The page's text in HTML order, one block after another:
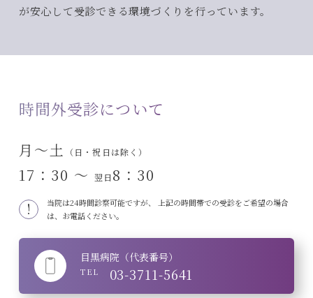
が安心して受診できる環境づくりを行っています。
時間外受診について
月～土 （日・祝日は除く）
17：30 〜 翌日8：30
当院は24時間診察可能ですが、
上記の時間帯での受診をご希望の場合
は、お電話ください。
目黒病院（代表番号）
TEL 03-3711-5641